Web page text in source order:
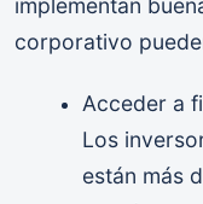
implementan
corporativo
Acceder a
Los
están más